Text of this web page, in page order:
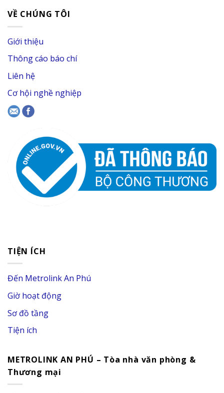
VỀ CHÚNG TÔI
Giới thiệu
Thông cáo báo chí
Liên hệ
Cơ hội nghề nghiệp
TIỆN ÍCH
Đến Metrolink An Phú
Giờ hoạt động
Sơ đồ tầng
Tiện ích
METROLINK AN PHÚ – Tòa nhà văn phòng &
Thương mại